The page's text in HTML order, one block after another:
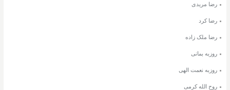
رضا مریدی
رضا کرد
رضا ملک زاده
روزبه بمانی
روزبه نعمت الهی
روح الله کرمی